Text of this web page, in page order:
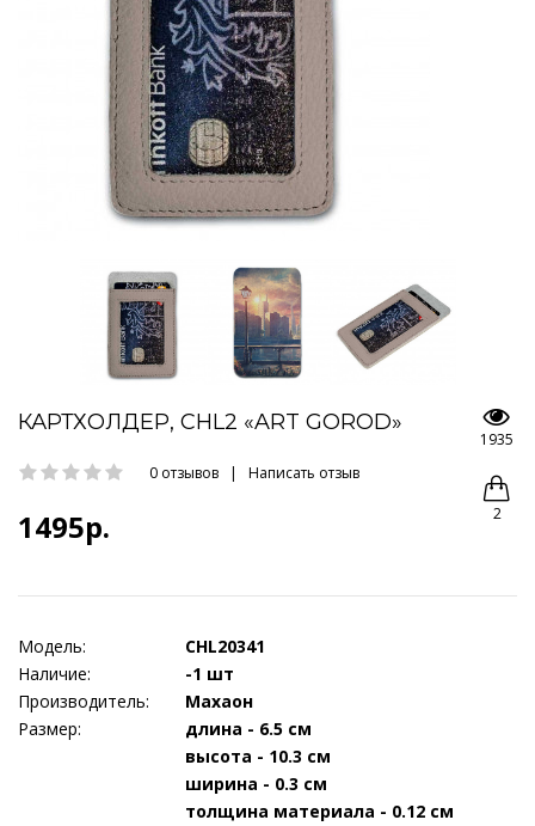
КАРТХОЛДЕР, CHL2 «ART GOROD»
0 отзывов | Написать отзыв
1495р.
1935
2
Модель:
CHL20341
Наличие:
-1 шт
Производитель:
Махаон
Размер:
длина - 6.5 см
высота - 10.3 см
ширина - 0.3 см
толщина материала - 0.12 см